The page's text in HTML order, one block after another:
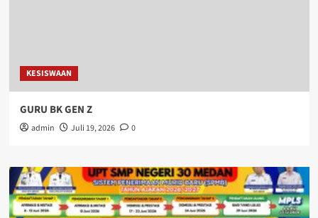
KESISWAAN
GURU BK GEN Z
admin Juli 19, 2026 0